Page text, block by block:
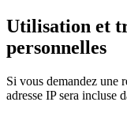
Utilisation et
personnelles
Si vous demandez une
adresse IP sera incluse